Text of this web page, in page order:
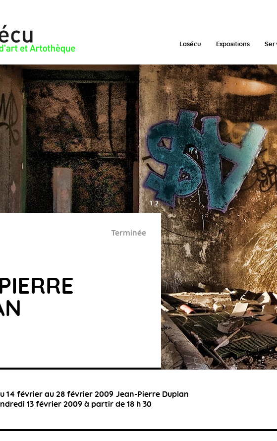
www/include/function.inc.php
Lasécu Expositions
1 2
Terminée
14 février au 28 février 2009 Jean-Pierre Duplan
13 février 2009 à partir de 18 h 30